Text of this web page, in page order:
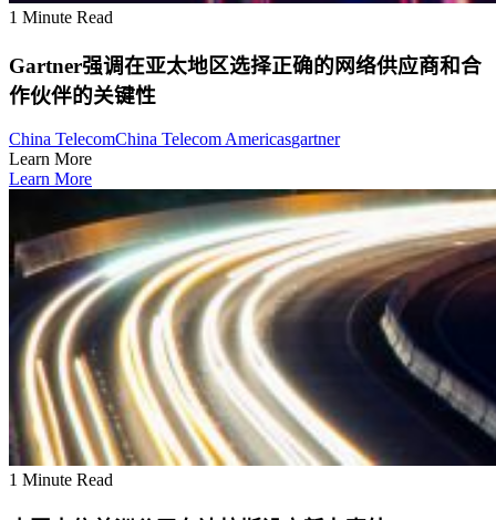
1 Minute Read
Gartner强调在亚太地区选择正确的网络供应商和合
作伙伴的关键性
China TelecomChina Telecom Americasgartner
Learn More
Learn More
1 Minute Read